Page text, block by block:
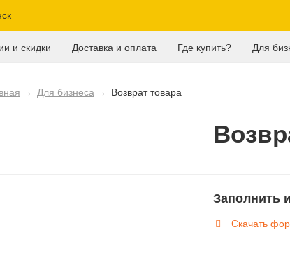
и скидки Доставка и оплата Где купить? Для
Для бизнеса Возврат товара
Заполнить
Скачать